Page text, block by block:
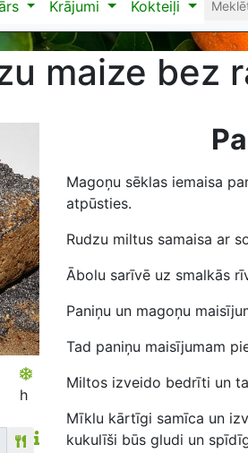
Krājumi Kokteiļi
maize bez
h
Magoņu sēklas iemaisa
atpūsties.
Rudzu miltus samaisa ar
Ābolu sarīvē uz smalkās
Paniņu un magoņu
Tad paniņu maisījumam
Miltos izveido bedrīti un
Mīklu kārtīgi samīca un
kukulīši būs gludi un